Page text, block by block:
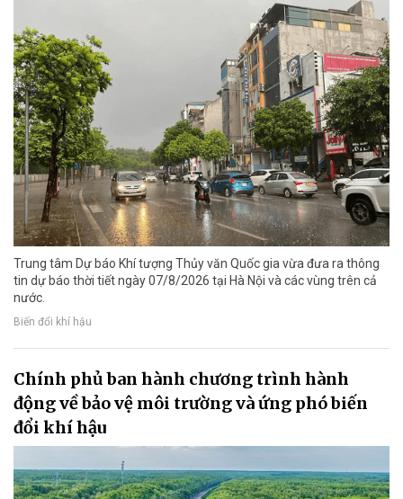
Trung tâm Dự báo Khí tượng Thủy văn Quốc gia vừa đưa ra thông
tin dự báo thời tiết ngày 07/8/2026 tại Hà Nội và các vùng trên cả
nước.
Biến đổi khí hậu
Chính phủ ban hành chương trình hành
động về bảo vệ môi trường và ứng phó biến
đổi khí hậu